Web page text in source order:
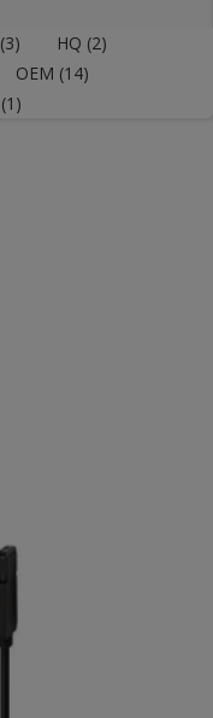
(3) HQ (2)
OEM (14)
(1)